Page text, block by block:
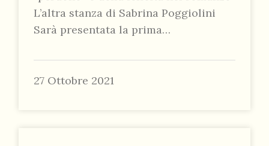
L’altra stanza di Sabrina Poggiolini
Sarà presentata la prima…
27 Ottobre 2021